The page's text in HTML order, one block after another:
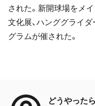
された。新開球場をメ
文化展、ハンググライダ
グラムが催された。
どうやった